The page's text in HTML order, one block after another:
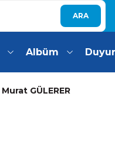
ARA
Albüm
Murat GÜLERER